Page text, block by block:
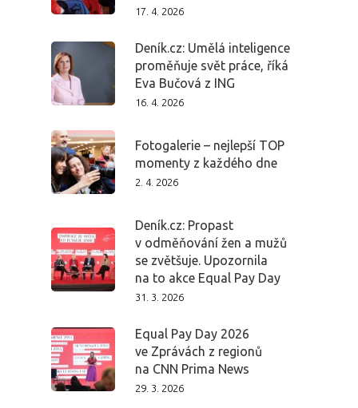
17. 4. 2026
Deník.cz: Umělá inteligence
proměňuje svět práce, říká
Eva Bučová z ING
16. 4. 2026
Fotogalerie – nejlepší TOP
momenty z každého dne
2. 4. 2026
Deník.cz: Propast
v odměňování žen a mužů
se zvětšuje. Upozornila
na to akce Equal Pay Day
31. 3. 2026
Equal Pay Day 2026
ve Zprávách z regionů
na CNN Prima News
29. 3. 2026